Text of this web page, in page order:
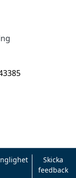
Skicka
feedback